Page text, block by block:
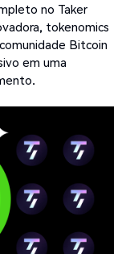
no Taker
tokenomics
Bitcoin
em uma